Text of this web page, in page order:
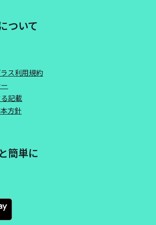
ついて
ス利用規約
記載
方針
簡単に